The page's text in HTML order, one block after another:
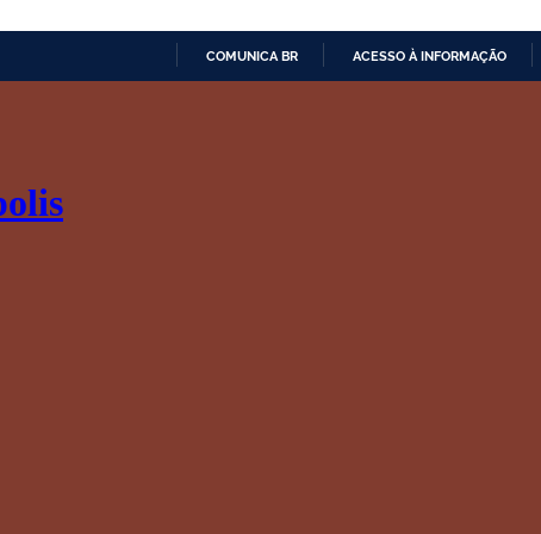
COMUNICA BR ACESSO À INFORMAÇÃO